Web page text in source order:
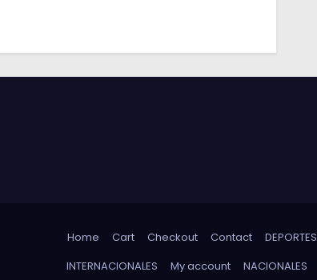
Home Cart Checkout Contact DEPORTES
INTERNACIONALES
My account NACIONALES